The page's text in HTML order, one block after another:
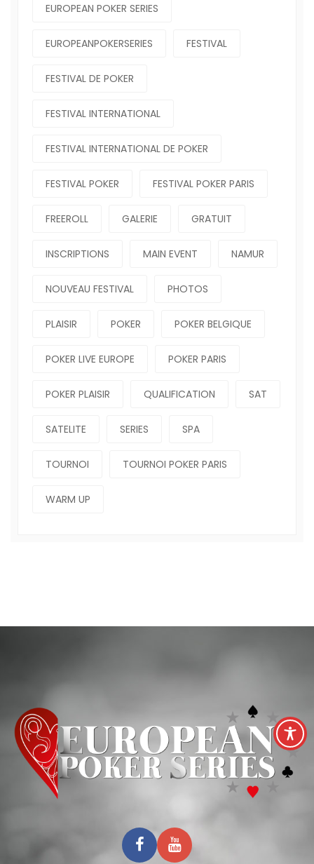
EUROPEAN POKER SERIES
EUROPEANPOKERSERIES FESTIVAL
FESTIVAL DE POKER
FESTIVAL INTERNATIONAL
FESTIVAL INTERNATIONAL DE POKER
FESTIVAL POKER FESTIVAL POKER PARIS
FREEROLL GALERIE GRATUIT
INSCRIPTIONS MAIN EVENT NAMUR
NOUVEAU FESTIVAL PHOTOS
PLAISIR POKER POKER BELGIQUE
POKER LIVE EUROPE POKER PARIS
POKER PLAISIR QUALIFICATION SAT
SATELITE SERIES SPA
TOURNOI TOURNOI POKER PARIS
WARM UP